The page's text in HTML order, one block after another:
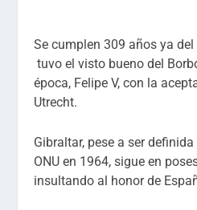
Se cumplen 309 años ya
tuvo el visto bueno del
época, Felipe V, con la
Utrecht.
Gibraltar, pese a ser
ONU en 1964, sigue en
insultando al honor de